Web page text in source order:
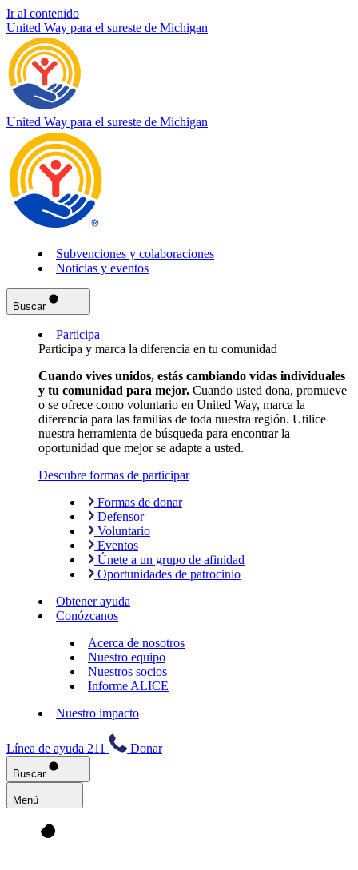
Ir al contenido
United Way para el sureste de Michigan
United Way para el sureste de Michigan
Subvenciones y colaboraciones
Noticias y eventos
Buscar
Participa
Participa y marca la diferencia en tu comunidad
Cuando vives unidos, estás cambiando vidas individuales
y tu comunidad para mejor. Cuando usted dona, promueve
o se ofrece como voluntario en United Way, marca la
diferencia para las familias de toda nuestra región. Utilice
nuestra herramienta de búsqueda para encontrar la
oportunidad que mejor se adapte a usted.
Descubre formas de participar
Formas de donar
Defensor
Voluntario
Eventos
Únete a un grupo de afinidad
Oportunidades de patrocinio
Obtener ayuda
Conózcanos
Acerca de nosotros
Nuestro equipo
Nuestros socios
Informe ALICE
Nuestro impacto
Línea de ayuda 211 Donar
Buscar
Menú